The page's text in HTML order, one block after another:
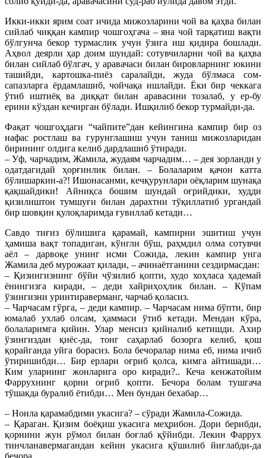
Икки-икки ярим соат ичида мижозларини чой ва қаҳва билан
сийлаб чиққан кампир чошгоҳгача – яна чой тарқатиш вақти
бўлгунча бекор турмаслик учун ўзига иш қидира бошлади.
Аҳвол деярли ҳар доим шундай: сотувчиларни чой ва қаҳва
билан сийлаб бўлгач, у аравачаси билан бировларнинг юкини
ташийди, картошка-пиёз саралайди, жуда бўлмаса сом-
сапазларга ёрдамлашиб, чойчақа ишлайди. Ёки бир чеккага
ўтиб иштиёқ ва диққат билан аравасини тозалаб, у ер-бу
ерини кўздан кечирган бўлади. Ишқилиб бекор турмайди-да.
Фақат чошгоҳдаги “чайпите”дан кейингина кампир бир оз
нафас ростлаш ва гурунглашиш учун таниш мижозларидан
бирининг олдига келиб дардлашиб ўтиради.
– Уф, чарчадим, Жамила, жудаям чарчадим… – дея зорланди у
одатдагидай ҳорғинлик билан. – Болаларим қачон катта
бўлишаркин-а?! Ишонасанми, кечқурунлари оёқларим шунақа
қақшайдики! Айниқса бошим шундай оғрийдики, худди
қизилиштон тумшуғи билан дарахтни тўқиллатиб ургандай
бир шовқин қулоқларимда ғувиллаб кетади…
Савдо тиғиз бўлишига қарамай, кампирни эшитиш учун
ҳамиша вақт топадиган, кўнгли бўш, раҳмдил олма сотувчи
аёл – дарвоқе унинг исми Сожида, лекин кампир унга
Жамила деб мурожаат қилади, – ачинаётганини сездирмасдан:
– Қизингизнинг бўйи чўзилиб қопти, худо хоҳласа ҳадемай
ёнингизга киради, – деди хайриҳоҳлик билан. – Кўпам
ўзингизни уринтираверманг, чарчаб қоласиз.
– Чарчасам гўрга, – деди кампир. – Чарчасам нима бўпти, бир
юмалаб ухлаб олсам, ҳаммаси ўтиб кетади. Мендан кўра,
болаларимга қийин. Улар менсиз қийналиб кетишди. Ахир
ўзингиздан қиёс-да, тонг саҳарлаб бозорга келиб, қош
қорайганда уйга борасиз. Бола бечоралар нима еб, нима ичиб
ўтиришибди… Бир ерлари оғриб қолса, кимга айтишади…
Ким уларнинг жонларига оро киради?.. Кеча кенжатойим
Фаррухнинг қорни оғриб қопти. Бечора болам тушгача
тўшакда буралиб ётибди… Мен бундан бехабар…
– Ноила қарамабдими укасига? – сўради Жамила-Сожида.
– Қараган. Қизим боёқиш укасига меҳрибон. Дори берибди,
қорнини жун рўмол билан боғлаб қўйибди. Лекин Фаррух
тинчланавермагандан кейин укасига қўшилиб йиғлабди-да